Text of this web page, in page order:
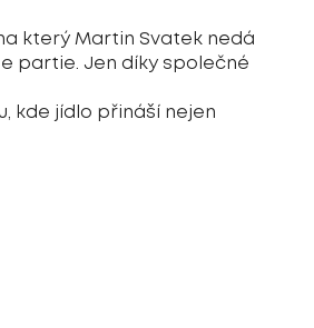
který Martin Svatek nedá
partie. Jen díky společné
kde jídlo přináší nejen